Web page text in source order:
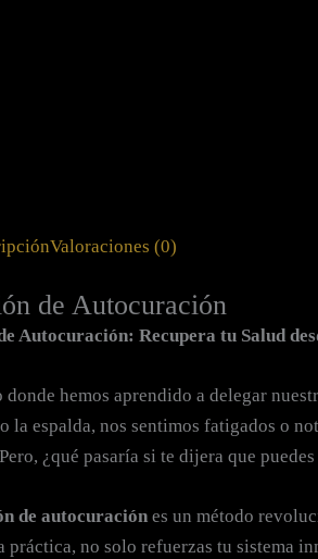
Valoraciones (0)
de Autocuración
Autocuración: Recupera tu Salud
donde hemos aprendido a delegar
la espalda, nos sentimos fatigados o
¿qué pasaría si te dijera que
de autocuración es un método
práctica, no solo refuerzas tu sistema